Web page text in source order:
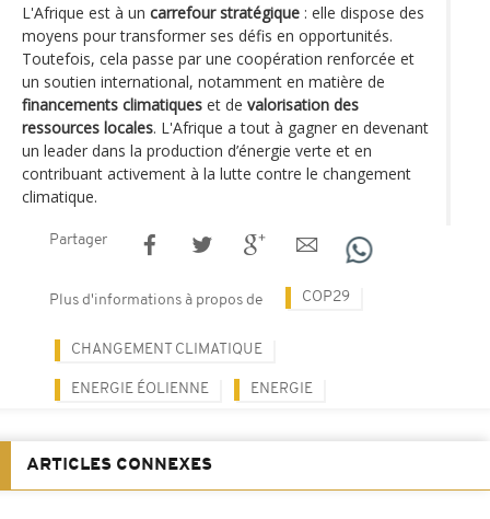
L'Afrique est à un carrefour stratégique : elle dispose des
moyens pour transformer ses défis en opportunités.
Toutefois, cela passe par une coopération renforcée et
un soutien international, notamment en matière de
financements climatiques et de valorisation des
ressources locales. L'Afrique a tout à gagner en devenant
un leader dans la production d’énergie verte et en
contribuant activement à la lutte contre le changement
climatique.
Partager
Plus d'informations à propos de COP29
CHANGEMENT CLIMATIQUE
ENERGIE ÉOLIENNE ENERGIE
ARTICLES CONNEXES